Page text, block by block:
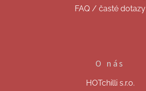
FAQ / časté dotazy
O nás
HOTchilli s.r.o.